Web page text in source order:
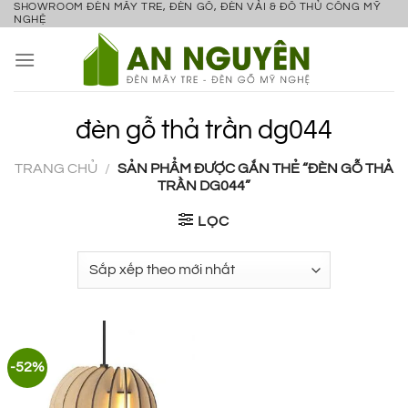
Bỏ
nội
SHOWROOM ĐÈN MÂY TRE, ĐÈN GỖ, ĐÈN VẢI & ĐỒ THỦ CÔNG MỸ
NGHỆ
đèn gỗ thả trần dg044
TRANG CHỦ / SẢN PHẨM ĐƯỢC GẮN THẺ “ĐÈN GỖ THẢ
TRẦN DG044”
LỌC
-52%